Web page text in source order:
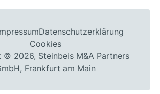
Datenschutzerklärung
Cookies
© 2026, Steinbeis M&A Partners
Frankfurt am Main